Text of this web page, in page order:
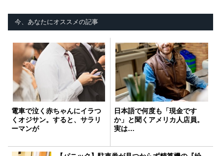
今、あなたにオススメの記事
電車で泣く赤ちゃんにイラつ
くオジサン。すると、サラリ
ーマンが
日本語で何度も「現金です
か」と聞くアメリカ人店員。
実は…